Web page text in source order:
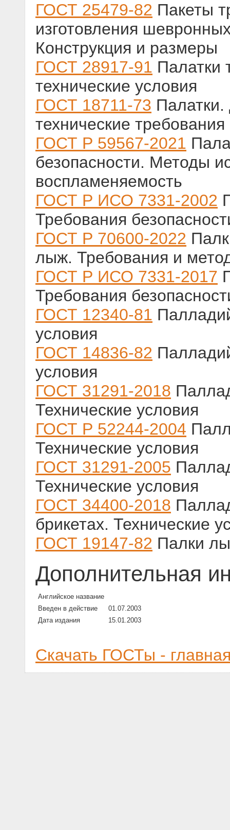
ГОСТ 25479-82 Пакеты
изготовления
Конструкция и размеры
ГОСТ 28917-91 Палатки
технические условия
ГОСТ 18711-73
технические требования
ГОСТ Р 59567-2021
безопасности. Методы
воспламеняемость
ГОСТ Р ИСО 7331-2002
Требования
ГОСТ Р 70600-2022
лыж. Требования и
ГОСТ Р ИСО 7331-2017
Требования
ГОСТ 12340-81
условия
ГОСТ 14836-82
условия
ГОСТ 31291-2018
Технические условия
ГОСТ Р 52244-2004
Технические условия
ГОСТ 31291-2005
Технические условия
ГОСТ 34400-2018
брикетах. Технические
ГОСТ 19147-82 Палки
Дополнительная
Английское название
Введен в действие
01.07.2003
Дата издания
15.01.2003
Скачать ГОСТы -